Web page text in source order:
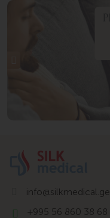
info@silkmedical.ge
+995 56 860 38 68